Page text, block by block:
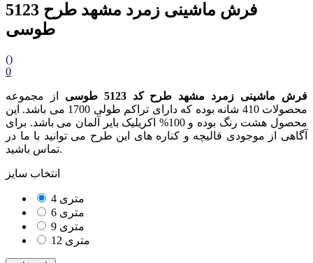
فرش ماشینی زمرد مشهد طرح 5123
طوسی
()
0
فرش ماشینی زمرد مشهد طرح کد 5123 طوسی
از مجموعه
محصولات 410 شانه بوده که دارای تراکم طولی 1700 می باشد. این
محصول هشت رنگ بوده و 100% اکریلیک بایر آلمان می باشد. برای
آگاهی از موجودی قالیچه و کناره های این طرح می توانید با ما در
تماس باشید.
انتخاب سایز
4 متری
6 متری
9 متری
12 متری